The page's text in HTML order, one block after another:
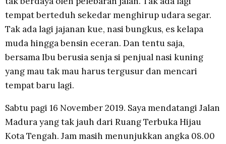
tempat berteduh sekedar menghirup udara segar.
Tak ada lagi jajanan kue, nasi bungkus, es kelapa
muda hingga bensin eceran. Dan tentu saja,
bersama Ibu berusia senja si penjual nasi kuning
yang mau tak mau harus tergusur dan mencari
tempat baru lagi.
Sabtu pagi 16 November 2019. Saya mendatangi Jalan
Madura yang tak jauh dari Ruang Terbuka Hijau
Kota Tengah. Jam masih menunjukkan angka 08.00